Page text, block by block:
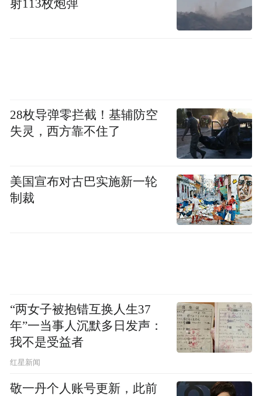
射113枚炮弹
28枚导弹零拦截！基辅防空
失灵，西方靠不住了
美国宣布对古巴实施新一轮
制裁
“两女子被抱错互换人生37
年”一当事人沉默多日发声：
我不是受益者
红星新闻
敬一丹个人账号更新，此前